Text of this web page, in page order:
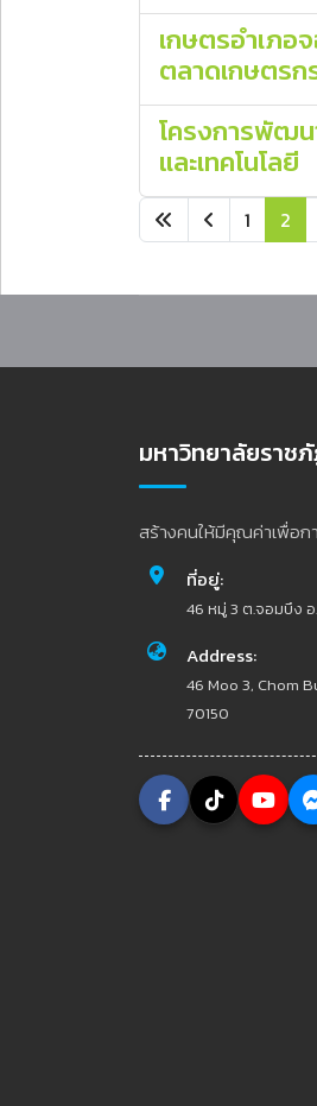
เกษตรอำเภอ
ตลาดเกษตรก
โครงการพัฒน
และเทคโนโลยี
1 2
มหาวิทยาลัยราช
สร้างคนให้มีคุณค่าเพื่อ
ที่อยู่:
46 หมู่ 3 ต.จอมบึง
Address:
46 Moo 3, Chom
70150